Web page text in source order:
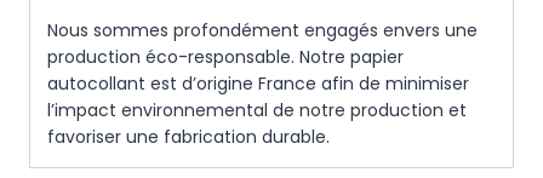
Nous sommes profondément engagés envers une
production éco-responsable. Notre papier
autocollant est d’origine France afin de minimiser
l’impact environnemental de notre production et
favoriser une fabrication durable.